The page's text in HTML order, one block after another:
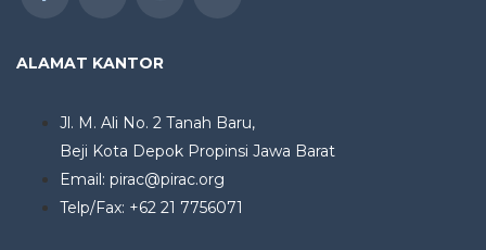
ALAMAT KANTOR
Jl. M. Ali No. 2 Tanah Baru,
Beji Kota Depok Propinsi Jawa Barat
Email: pirac@pirac.org
Telp/Fax: +62 21 7756071